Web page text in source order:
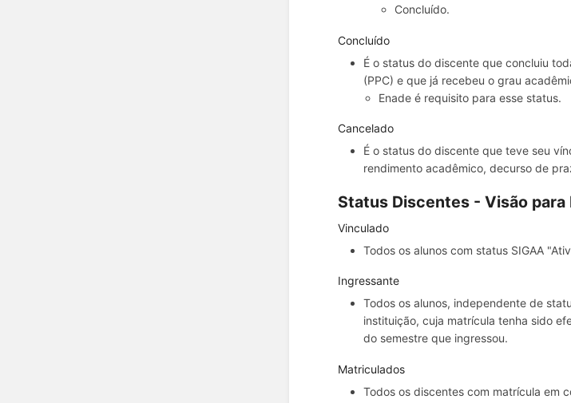
Concluído.
Concluído
É o status do discente que concluiu
(PPC) e que já recebeu o grau
Enade é requisito para esse status.
Cancelado
É o status do discente que teve seu
rendimento acadêmico, decurso de
Status Discentes - Visão
Vinculado
Todos os alunos com status SIGAA
Ingressante
Todos os alunos, independente de
instituição, cuja matrícula tenha sido
do semestre que ingressou.
Matriculados
Todos os discentes com matrícula em